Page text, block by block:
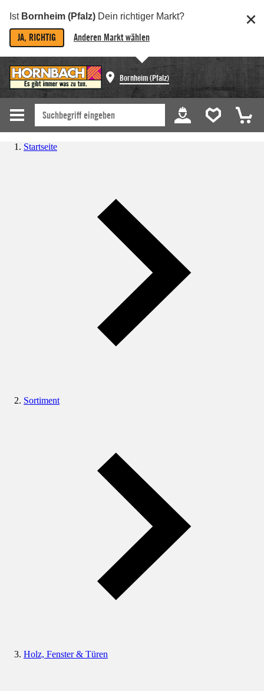
Ist Bornheim (Pfalz) Dein richtiger Markt?
JA, RICHTIG Anderen Markt wählen
Bornheim (Pfalz)
Startseite
Sortiment
Holz, Fenster & Türen